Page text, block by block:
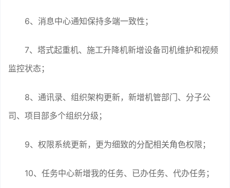
6、消息中心通知保持多端一致性；
7、塔式起重机、施工升降机新增设备司机维护和视频
监控状态；
8、通讯录、组织架构更新，新增机管部门、分子公
司、项目部多个组织分级；
9、权限系统更新，更为细致的分配相关角色权限；
10、任务中心新增我的任务、已办任务、代办任务；